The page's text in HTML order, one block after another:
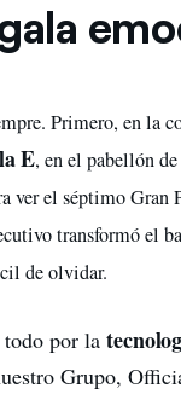
Primero, en la
E, en el pabellón
ver el séptimo
transformó el
de olvidar.
por la
Grupo,